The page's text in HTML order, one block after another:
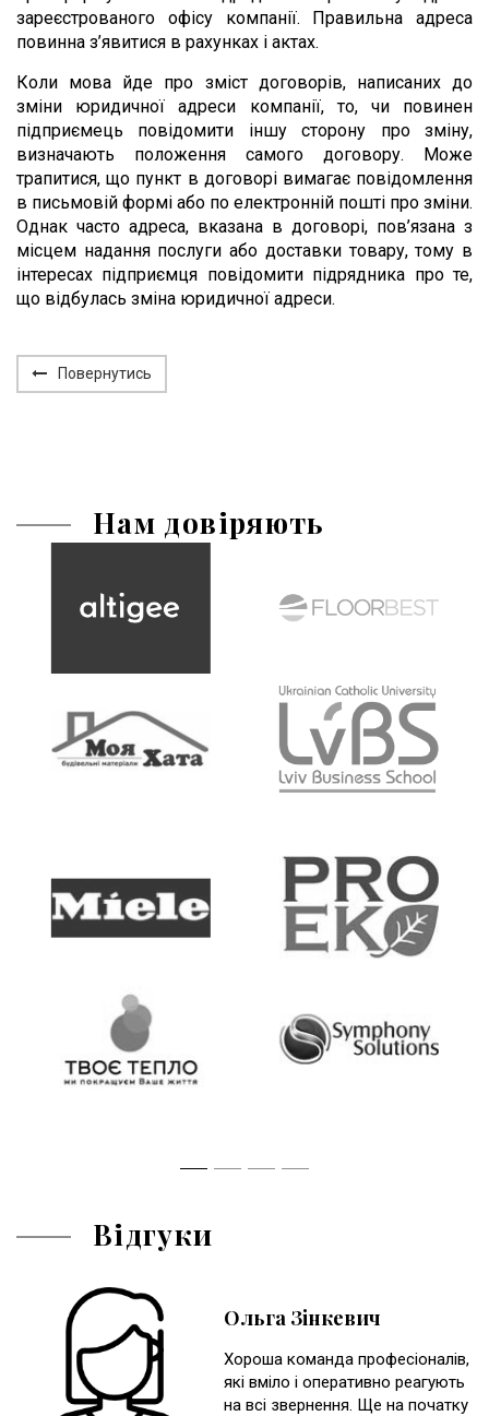
зареєстрованого офісу компанії. Правильна адреса
повинна з’явитися в рахунках і актах.
Коли мова йде про зміст договорів, написаних до
зміни юридичної адреси компанії, то, чи повинен
підприємець повідомити іншу сторону про зміну,
визначають положення самого договору. Може
трапитися, що пункт в договорі вимагає повідомлення
в письмовій формі або по електронній пошті про зміни.
Однак часто адреса, вказана в договорі, пов’язана з
місцем надання послуги або доставки товару, тому в
інтересах підприємця повідомити підрядника про те,
що відбулась зміна юридичної адреси.
Повернутись
Нам довіряють
Відгуки
Ольга Зінкевич
Хороша команда професіоналів,
які вміло і оперативно реагують
на всі звернення. Ще на початку